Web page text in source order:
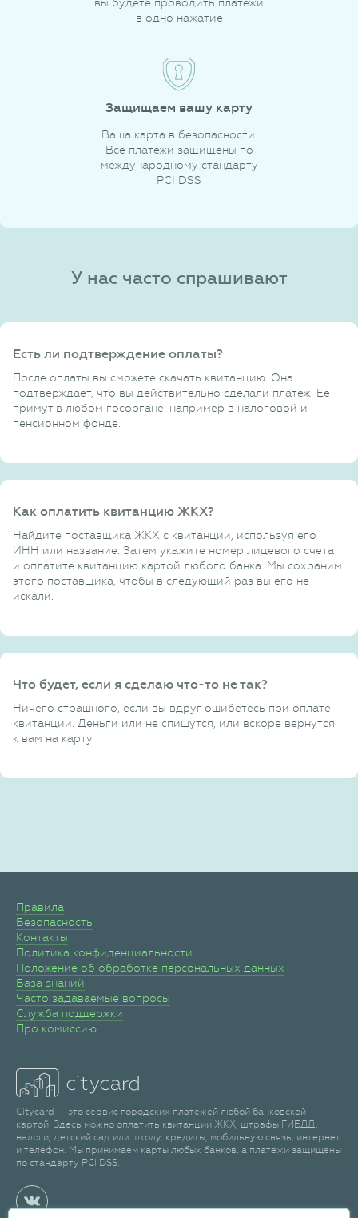
в одно нажатие
Защищаем вашу карту
Ваша карта в безопасности.
Все платежи защищены по
международному стандарту
PCI DSS
У нас часто спрашивают
Есть ли подтверждение оплаты?
После оплаты вы сможете скачать квитанцию. Она
подтверждает, что вы действительно сделали платеж. Ее
примут в любом госоргане: например в налоговой и
пенсионном фонде.
Как оплатить квитанцию ЖКХ?
Найдите поставщика ЖКХ с квитанции, используя его
ИНН или название. Затем укажите номер лицевого счета
и оплатите квитанцию картой любого банка. Мы сохраним
этого поставщика, чтобы в следующий раз вы его не
искали.
Что будет, если я сделаю что-то не так?
Ничего страшного, если вы вдруг ошибетесь при оплате
квитанции. Деньги или не спишутся, или вскоре вернутся
к вам на карту.
Правила
Безопасность
Контакты
Политика конфиденциальности
Положение об обработке персональных данных
База знаний
Часто задаваемые вопросы
Служба поддержки
Про комиссию
Citycard — это сервис городских платежей любой банковской
картой. Здесь можно оплатить квитанции ЖКХ, штрафы ГИБДД,
налоги, детский сад или школу, кредиты, мобильную связь, интернет
и телефон. Мы принимаем карты любых банков, а платежи защищены
по стандарту PCI DSS.